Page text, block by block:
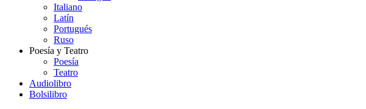
Italiano
Latín
Portugués
Ruso
Poesía y Teatro
Poesía
Teatro
Audiolibro
Bolsilibro